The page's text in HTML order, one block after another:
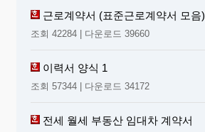
근로계약서 (표준근로계약서 모음)
조회 42284 | 다운로드 39660
이력서 양식 1
조회 57344 | 다운로드 34172
전세 월세 부동산 임대차 계약서